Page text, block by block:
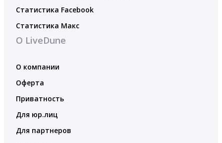
Статистика Facebook
Статистика Макс
О LiveDune
О компании
Оферта
Приватность
Для юр.лиц
Для партнеров